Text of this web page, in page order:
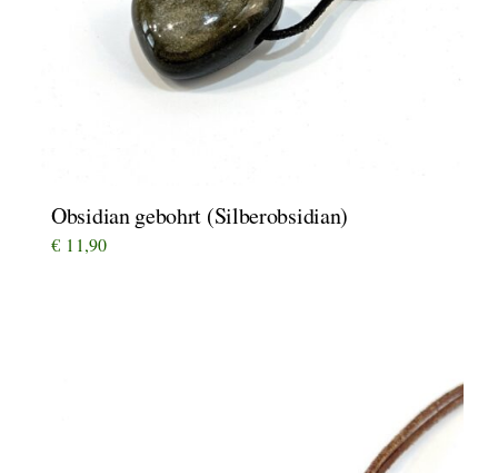
Obsidian gebohrt (Silberobsidian)
€ 11,90